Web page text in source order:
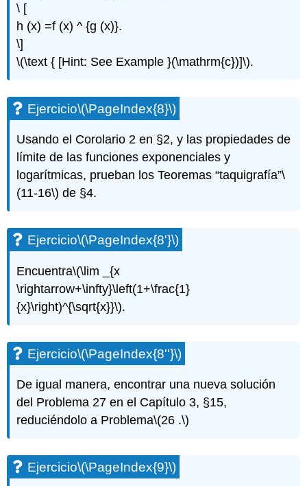
\ [
h (x) =f (x) ^ {g (x)}.
\]
\(\text { [Hint: See Example }(\mathrm{c})]\).
Ejercicio\(\PageIndex{8}\)
Usando el Corolario 2 en §2, y las propiedades de
límite de las funciones exponenciales y
logarítmicas, prueban los Teoremas “taquigrafía”\
(11-16\) de §4.
Ejercicio\(\PageIndex{8'}\)
Encuentra\(\lim _{x
\rightarrow+\infty}\left(1+\frac{1}
{x}\right)^{\sqrt{x}}\).
Ejercicio\(\PageIndex{8''}\)
De igual manera, encontrar una nueva solución
del Problema 27 en el Capítulo 3, §15,
reduciéndolo a Problema\(26 .\)
Ejercicio\(\PageIndex{9}\)